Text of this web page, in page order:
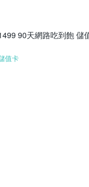
90天網路吃到飽 儲
值卡